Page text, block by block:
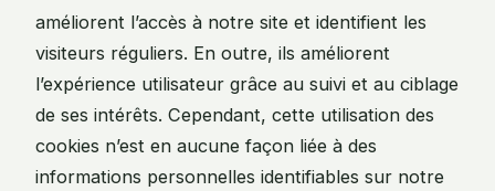
améliorent l’accès à notre site et identifient les
visiteurs réguliers. En outre, ils améliorent
l’expérience utilisateur grâce au suivi et au ciblage
de ses intérêts. Cependant, cette utilisation des
cookies n’est en aucune façon liée à des
informations personnelles identifiables sur notre